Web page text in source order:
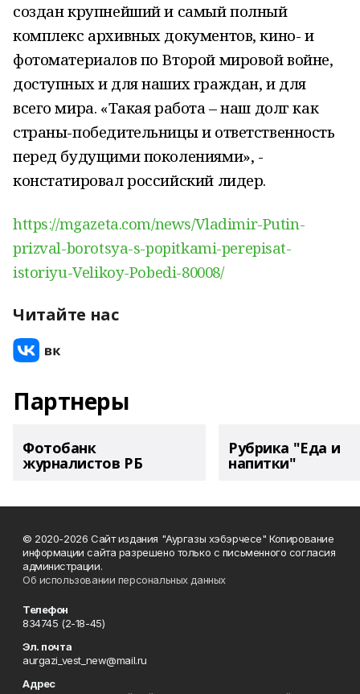
создан крупнейший и самый полный
комплекс архивных документов, кино- и
фотоматериалов по Второй мировой войне,
доступных и для наших граждан, и для
всего мира. «Такая работа – наш долг как
страны-победительницы и ответственность
перед будущими поколениями», -
констатировал российский лидер.
https://mgazeta.com/news/Vladimir-Putin-
prizval-borotsya-s-popitkami-perepisat-
istoriyu-Velikoy-Pobedi-80008/
Читайте нас
Партнеры
Фотобанк
журналистов РБ
Рубрика "Еда и
напитки"
© 2020-2026 Сайт издания "Аургазы хэбэрчесе" Копирование
информации сайта разрешено только с письменного согласия
администрации.
Об использовании персональных данных
Телефон
834745 (2-18-45)
Эл. почта
aurgazi_vest_new@mail.ru
Адрес